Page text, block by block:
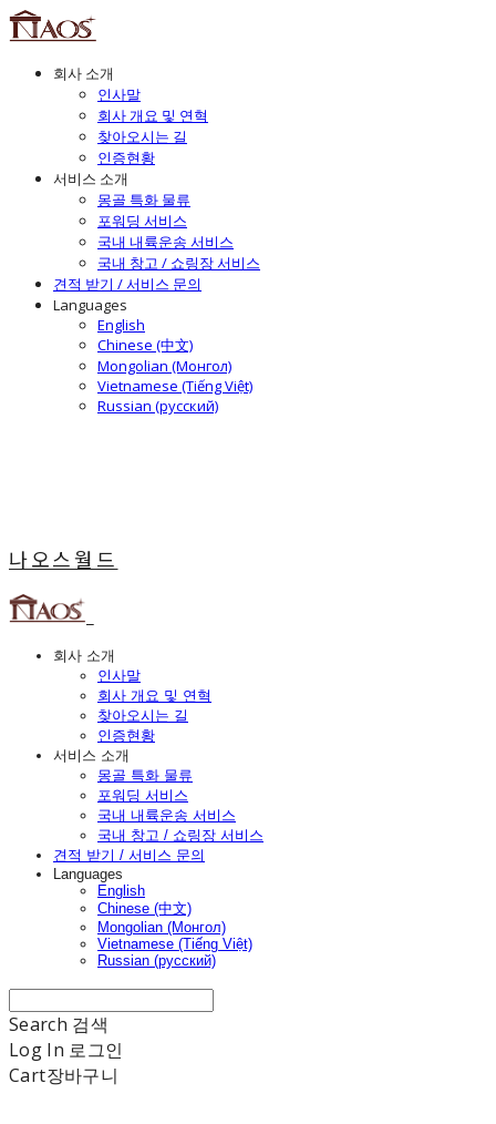
회사 소개
인사말
회사 개요 및 연혁
찾아오시는 길
인증현황
서비스 소개
몽골 특화 물류
포워딩 서비스
국내 내륙운송 서비스
국내 창고 / 쇼링장 서비스
견적 받기 / 서비스 문의
Languages
English
Chinese (中文)
Mongolian (Монгол)
Vietnamese (Tiếng Việt)
Russian (русский)
나오스월드
회사 소개
인사말
회사 개요 및 연혁
찾아오시는 길
인증현황
서비스 소개
몽골 특화 물류
포워딩 서비스
국내 내륙운송 서비스
국내 창고 / 쇼링장 서비스
견적 받기 / 서비스 문의
Languages
English
Chinese (中文)
Mongolian (Монгол)
Vietnamese (Tiếng Việt)
Russian (русский)
Search 검색
Log In 로그인
Cart장바구니